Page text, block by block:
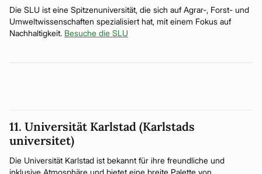
Die SLU ist eine Spitzenuniversität, die sich auf Agrar-, Forst- und
Umweltwissenschaften spezialisiert hat, mit einem Fokus auf
Nachhaltigkeit. Besuche die SLU
11. Universität Karlstad (Karlstads
universitet)
Die Universität Karlstad ist bekannt für ihre freundliche und
inklusive Atmosphäre und bietet eine breite Palette von